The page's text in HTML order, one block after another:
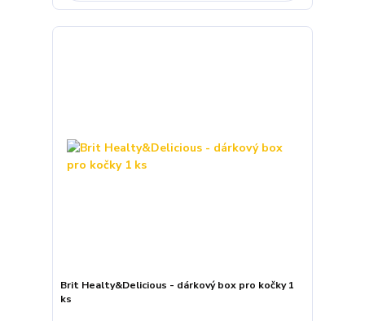
Brit Healty&Delicious - dárkový box pro kočky 1
ks